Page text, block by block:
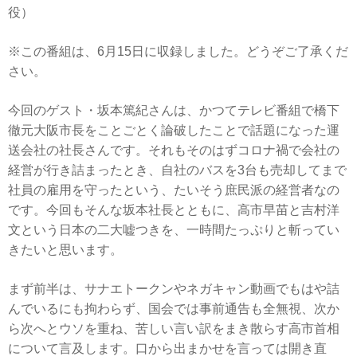
役）
※この番組は、6月15日に収録しました。どうぞご了承くだ
さい。
今回のゲスト・坂本篤紀さんは、かつてテレビ番組で橋下
徹元大阪市長をことごとく論破したことで話題になった運
送会社の社長さんです。それもそのはずコロナ禍で会社の
経営が行き詰まったとき、自社のバスを3台も売却してまで
社員の雇用を守ったという、たいそう庶民派の経営者なの
です。今回もそんな坂本社長とともに、高市早苗と吉村洋
文という日本の二大嘘つきを、一時間たっぷりと斬ってい
きたいと思います。
まず前半は、サナエトークンやネガキャン動画でもはや詰
んでいるにも拘わらず、国会では事前通告も全無視、次か
ら次へとウソを重ね、苦しい言い訳をまき散らす高市首相
について言及します。口から出まかせを言っては開き直